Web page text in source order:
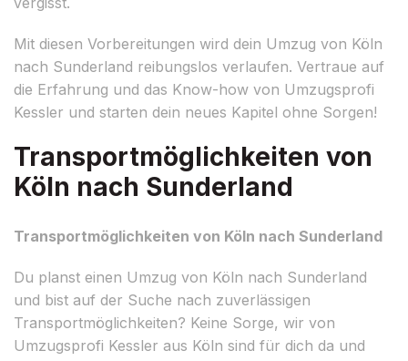
Mit diesen Vorbereitungen wird dein Umzug von Köln
nach Sunderland reibungslos verlaufen. Vertraue auf
die Erfahrung und das Know-how von Umzugsprofi
Kessler und starten dein neues Kapitel ohne Sorgen!
Transportmöglichkeiten von
Köln nach Sunderland
Transportmöglichkeiten von Köln nach Sunderland
Du planst einen Umzug von Köln nach Sunderland
und bist auf der Suche nach zuverlässigen
Transportmöglichkeiten? Keine Sorge, wir von
Umzugsprofi Kessler aus Köln sind für dich da und